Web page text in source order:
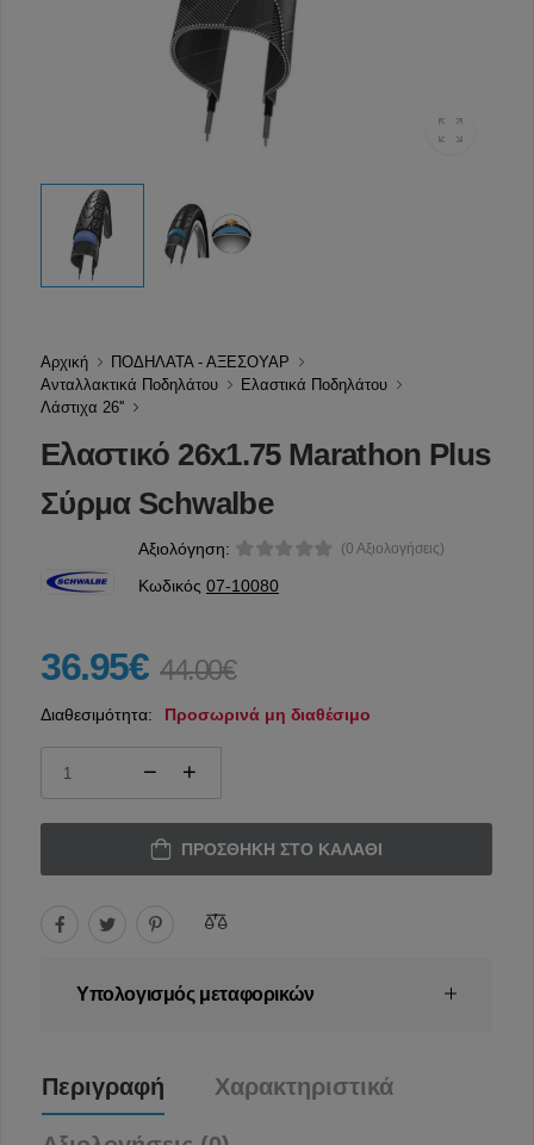
Αρχική
ΠΟΔΗΛΑΤΑ - ΑΞΕΣΟΥΑΡ
Ανταλλακτικά Ποδηλάτου
Ελαστικά Ποδηλάτου
Λάστιχα 26''
Ελαστικό 26x1.75 Marathon Plus
Σύρμα Schwalbe
Αξιολόγηση: (0 Αξιολογήσεις)
Κωδικός 07-10080
36.95€ 44.00€
Διαθεσιμότητα: Προσωρινά μη διαθέσιμο
ΠΡΟΣΘΉΚΗ ΣΤΟ ΚΑΛΆΘΙ
Υπολογισμός μεταφορικών
Περιγραφή Χαρακτηριστικά